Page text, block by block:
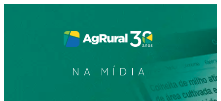
NA MÍDIA